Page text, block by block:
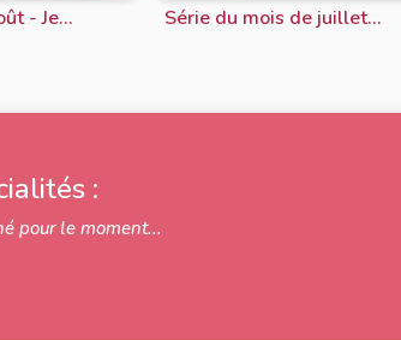
- Je... Série du mois de juillet...
:
pour le moment...